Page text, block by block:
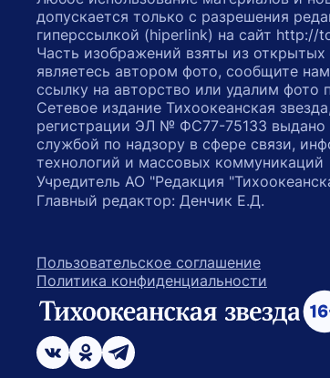
допускается только с разрешения
гиперссылкой (hiperlink) на сайт http://
Часть изображений взяты из
являетесь автором фото, сообщите
ссылку на авторство или удалим фото
Сетевое издание Тихоокеанская
регистрации ЭЛ № ФС77-75133 выдано
службой по надзору в сфере связи,
технологий и массовых коммуникаций
Учредитель АО "Редакция
Главный редактор: Денчик Е.Д.
Пользовательское соглашение
Политика конфиденциальности
ссылка на главную
возрастное ограничение 16+
ссылка на страницу в Вконтакте
ссылка на страницу в
ссылка на канал в Телеграмм